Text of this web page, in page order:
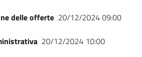
delle offerte 20/12/2024 09:00
20/12/2024 10:00